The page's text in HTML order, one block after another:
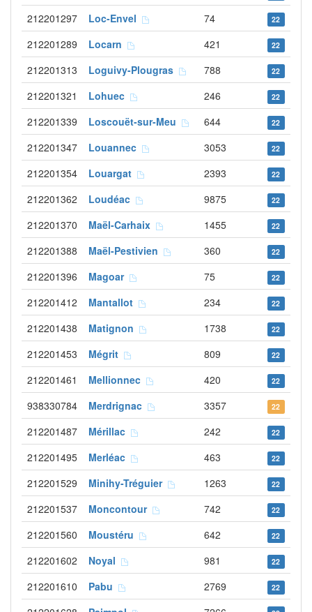
212201297 Loc-Envel 74 22
212201289 Locarn 421 22
212201313 Loguivy-Plougras 788 22
212201321 Lohuec 246 22
212201339 Loscouët-sur-Meu 644 22
212201347 Louannec 3053 22
212201354 Louargat 2393 22
212201362 Loudéac 9875 22
212201370 Maël-Carhaix 1455 22
212201388 Maël-Pestivien 360 22
212201396 Magoar 75 22
212201412 Mantallot 234 22
212201438 Matignon 1738 22
212201453 Mégrit 809 22
212201461 Mellionnec 420 22
938330784 Merdrignac 3357 22
212201487 Mérillac 242 22
212201495 Merléac 463 22
212201529 Minihy-Tréguier 1263 22
212201537 Moncontour 742 22
212201560 Moustéru 642 22
212201602 Noyal 981 22
212201610 Pabu 2769 22